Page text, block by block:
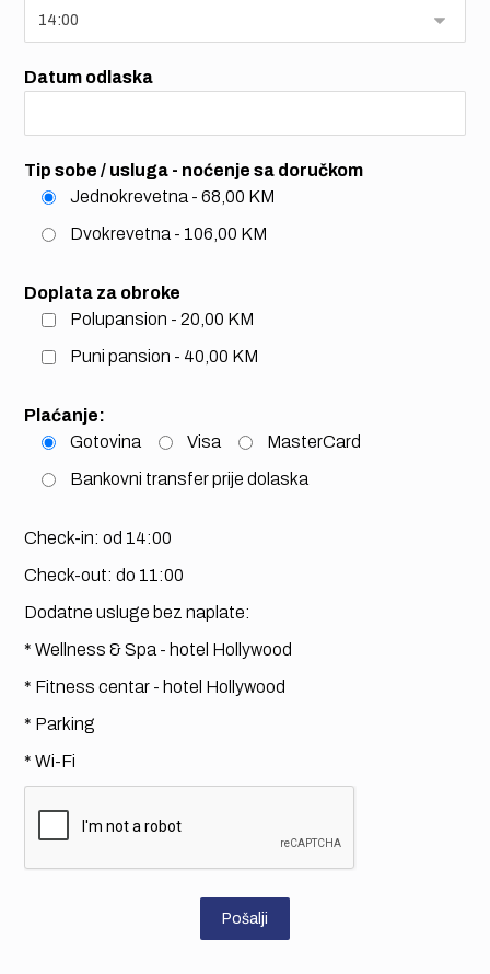
Datum odlaska
Tip sobe / usluga - noćenje sa doručkom
Jednokrevetna - 68,00 KM
Dvokrevetna - 106,00 KM
Doplata za obroke
Polupansion - 20,00 KM
Puni pansion - 40,00 KM
Plaćanje:
Gotovina
Visa
MasterCard
Bankovni transfer prije dolaska
Check-in: od 14:00
Check-out: do 11:00
Dodatne usluge bez naplate:
* Wellness & Spa - hotel Hollywood
* Fitness centar - hotel Hollywood
* Parking
* Wi-Fi
Pošalji